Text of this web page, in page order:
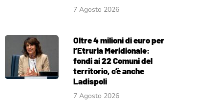
7 Agosto 2026
Oltre 4 milioni di euro per
l’Etruria Meridionale:
fondi ai 22 Comuni del
territorio, c’è anche
Ladispoli
7 Agosto 2026